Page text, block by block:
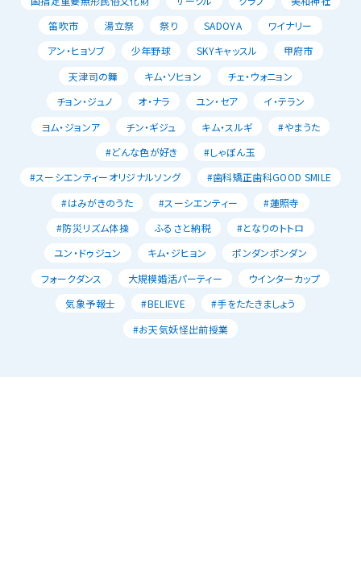
笛吹市
湯立祭 祭り SADOYA
ワイナリー
アン・ヒョソブ
少年野球 SKYキャッスル
甲府市
天津司の舞
キム・ソヒョン
チェ・ウォニョン
チョン・ジュノ
オ・ナラ ユン・セア
イ・テラン
ヨム・ジョンア
チン・ギジュ キム・スルギ
#やまうた
#どんな色が好き
#しゃぼん玉
#スーシエンティーオリジナルソング
#歯科矯正歯科GOOD SMILE
#はみがきのうた
#スーシエンティー
#蓮照寺
#防災リズム体操
ふるさと納税
#となりのトトロ
ユン・ドゥジュン
キム・ジヒョン
ポンダンポンダン
フォークダンス
大規模婚活パーティー
ウインターカップ
気象予報士
#BELIEVE
#手をたたきましょう
#お天気妖怪出前授業